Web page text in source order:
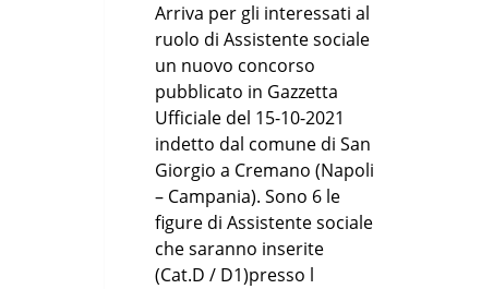
Arriva per gli interessati al
ruolo di Assistente sociale
un nuovo concorso
pubblicato in Gazzetta
Ufficiale del 15-10-2021
indetto dal comune di San
Giorgio a Cremano (Napoli
– Campania). Sono 6 le
figure di Assistente sociale
che saranno inserite
(Cat.D / D1)presso l